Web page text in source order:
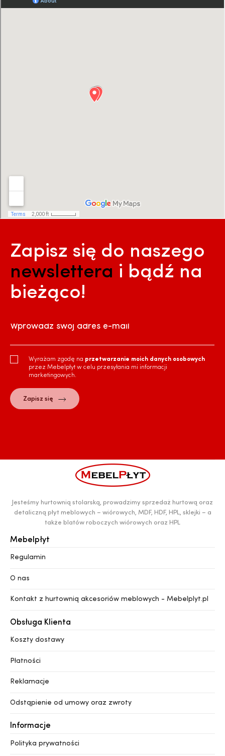
Zapisz się do naszego
newslettera i bądź na
bieżąco!
Wprowadź swój adres e-mail
Wyrażam zgodę na przetwarzanie moich danych osobowych
przez Mebelpłyt w celu przesyłania mi informacji
marketingowych.
Jesteśmy hurtownią stolarską, prowadzimy sprzedaż hurtową oraz
detaliczną płyt meblowych – wiórowych, MDF, HDF, HPL, sklejki – a
także blatów roboczych wiórowych oraz HPL
Mebelpłyt
Regulamin
O nas
Kontakt z hurtownią akcesoriów meblowych - Mebelplyt.pl
Obsługa Klienta
Koszty dostawy
Płatności
Reklamacje
Odstąpienie od umowy oraz zwroty
Informacje
Polityka prywatności